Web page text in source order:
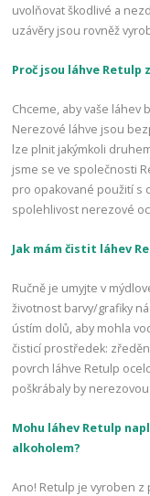
uvolňovat škodlivé a
uzávěry jsou rovněž
Proč jsou láhve Retulp
Chceme, aby vaše láhev
Nerezové láhve jsou
lze plnit jakýmkoli
jsme se ve společnosti
pro opakované použití s
spolehlivost nerezové
Jak mám čistit láhev
Ručně je umyjte v
životnost barvy/grafiky
ústím dolů, aby mohla
čisticí prostředek:
povrch láhve Retulp
poškrábaly by
Mohu láhev Retulp
alkoholem?
Ano! Retulp je vyroben